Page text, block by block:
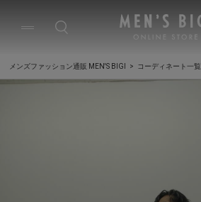
メンズファッション通販 MEN'S BIGI コーディネート一覧